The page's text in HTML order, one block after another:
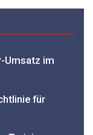
Umsatz im
für